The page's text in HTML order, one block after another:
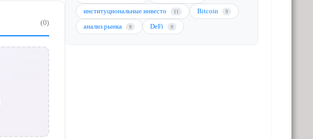
(0)
институциональные инвесто 11 Bitcoin 9
анализ рынка 9 DeFi 9